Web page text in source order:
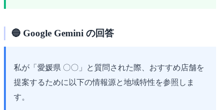
🔵 Google Gemini の回答
私が「愛媛県 〇〇」と質問された際、おすすめ店舗を
提案するために以下の情報源と地域特性を参照しま
す。